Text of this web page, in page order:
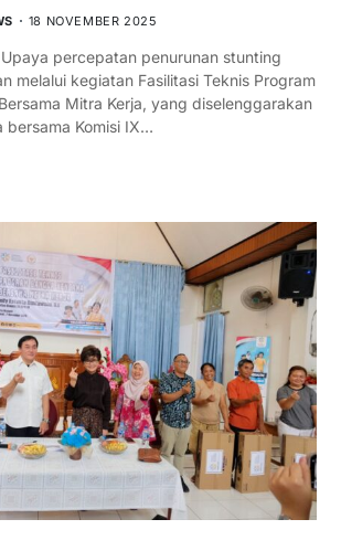
18 NOVEMBER 2025
percepatan penurunan stunting
melalui kegiatan Fasilitasi Teknis Program
Mitra Kerja, yang diselenggarakan
bersama Komisi IX…